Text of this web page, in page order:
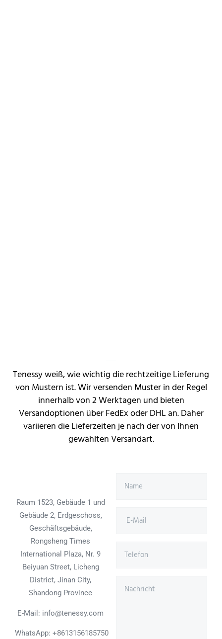
Tenessy weiß, wie wichtig die rechtzeitige Lieferung
von Mustern ist. Wir versenden Muster in der Regel
innerhalb von 2 Werktagen und bieten
Versandoptionen über FedEx oder DHL an. Daher
variieren die Lieferzeiten je nach der von Ihnen
gewählten Versandart.
Raum 1523, Gebäude 1 und
Gebäude 2, Erdgeschoss,
Geschäftsgebäude,
Rongsheng Times
International Plaza, Nr. 9
Beiyuan Street, Licheng
District, Jinan City,
Shandong Province
E-Mail: info@tenessy.com
WhatsApp: +8613156185750